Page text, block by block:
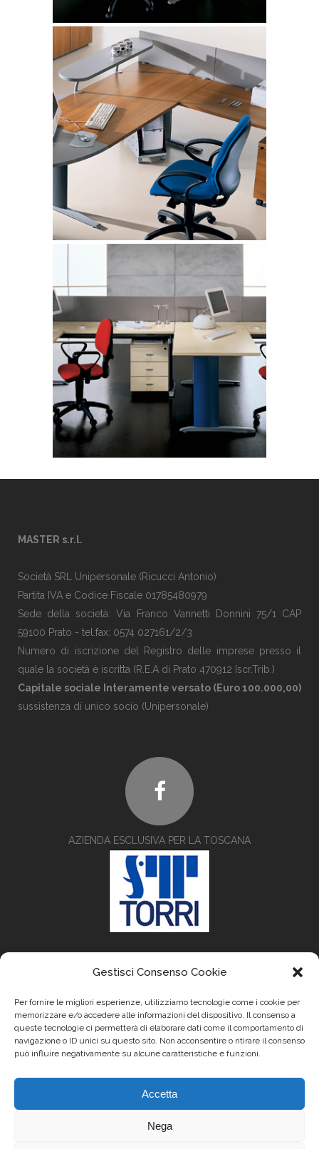
Gestisci Consenso Cookie
Per fornire le migliori esperienze, utilizziamo tecnologie come i cookie per
memorizzare e/o accedere alle informazioni del dispositivo. Il consenso a
queste tecnologie ci permetterà di elaborare dati come il comportamento di
navigazione o ID unici su questo sito. Non acconsentire o ritirare il consenso
può influire negativamente su alcune caratteristiche e funzioni.
Accetta
Nega
MASTER s.r.l.
Società SRL Unipersonale (Ricucci Antonio)
Partita IVA e Codice Fiscale 01785480979
Sede della società: Via Franco Vannetti Donnini 75/1 CAP
59100 Prato - tel.fax: 0574 027161/2/3
Numero di iscrizione del Registro delle imprese presso il
quale la società è iscritta (R.E.A di Prato 470912 Iscr.Trib.)
Capitale sociale Interamente versato (Euro 100.000,00)
sussistenza di unico socio (Unipersonale)
AZIENDA ESCLUSIVA PER LA TOSCANA